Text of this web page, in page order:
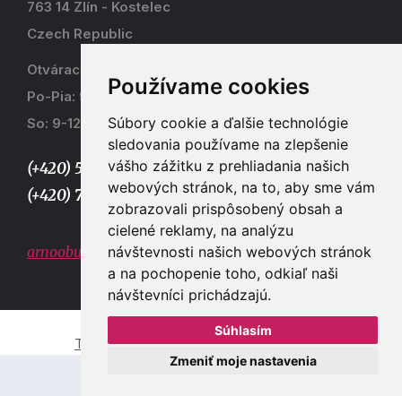
Používame cookies
Súbory cookie a ďalšie technológie
sledovania používame na zlepšenie
vášho zážitku z prehliadania našich
webových stránok, na to, aby sme vám
zobrazovali prispôsobený obsah a
cielené reklamy, na analýzu
návštevnosti našich webových stránok
a na pochopenie toho, odkiaľ naši
návštevníci prichádzajú.
Súhlasím
Zmeniť moje nastavenia
763 14 Zlín - Kostelec
Czech Republic
Otváracia doba
Po-Pia: 9-17
So: 9-12
(+420) 577 915 036,
(+420) 773 667 390
arnoobuv@gmail.com
Tvorba e-shopů a webových stránek Zlín